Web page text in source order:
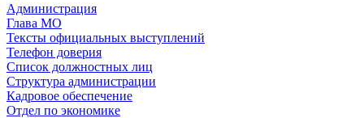
Администрация
Глава МО
Тексты официальных выступлений
Телефон доверия
Список должностных лиц
Структура администрации
Кадровое обеспечение
Отдел по экономике